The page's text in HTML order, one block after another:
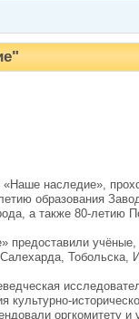
наследие»,
образования
а также 80-летию
учёные,
Тобольска,
оргкомитету и